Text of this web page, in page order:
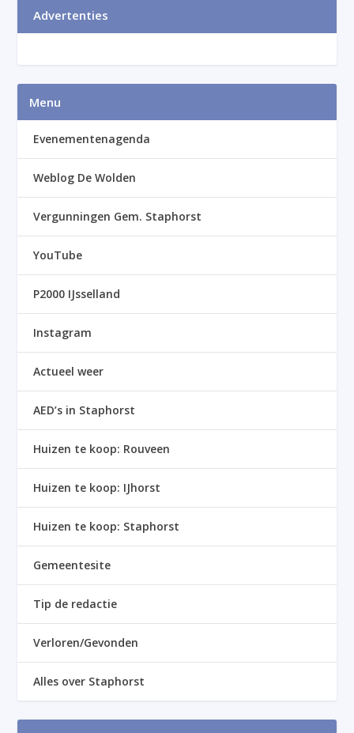
Advertenties
Menu
Evenementenagenda
Weblog De Wolden
Vergunningen Gem. Staphorst
YouTube
P2000 IJsselland
Instagram
Actueel weer
AED’s in Staphorst
Huizen te koop: Rouveen
Huizen te koop: IJhorst
Huizen te koop: Staphorst
Gemeentesite
Tip de redactie
Verloren/Gevonden
Alles over Staphorst